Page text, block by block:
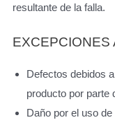
resultante de la falla.
EXCEPCIONES
Defectos debidos
producto por parte
Daño por el uso